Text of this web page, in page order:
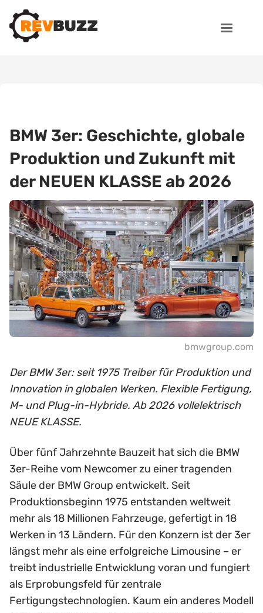
BMW 3er: Geschichte, globale
Produktion und Zukunft mit
der NEUEN KLASSE ab 2026
bmwgroup.com
Der BMW 3er: seit 1975 Treiber für Produktion und
Innovation in globalen Werken. Flexible Fertigung,
M- und Plug-in-Hybride. Ab 2026 vollelektrisch
NEUE KLASSE.
Über fünf Jahrzehnte Bauzeit hat sich die BMW
3er-Reihe vom Newcomer zu einer tragenden
Säule der BMW Group entwickelt. Seit
Produktionsbeginn 1975 entstanden weltweit
mehr als 18 Millionen Fahrzeuge, gefertigt in 18
Werken in 13 Ländern. Für den Konzern ist der 3er
längst mehr als eine erfolgreiche Limousine – er
treibt industrielle Entwicklung voran und fungiert
als Erprobungsfeld für zentrale
Fertigungstechnologien. Kaum ein anderes Modell